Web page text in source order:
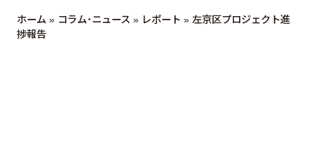
ホーム» コラム・ニュース » レポート » 左京区プロジェクト進
捗報告